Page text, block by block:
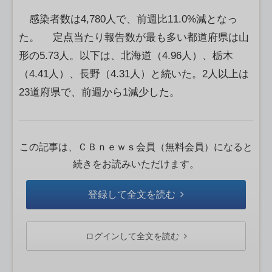
感染者数は4,780人で、前週比11.0%減となっ
た。 定点当たり報告数が最も多い都道府県は山
形の5.73人。以下は、北海道（4.96人）、栃木
（4.41人）、長野（4.31人）と続いた。2人以上は
23道府県で、前週から1減少した。
この記事は、ＣＢｎｅｗｓ会員（無料会員）になると
続きをお読みいただけます。
登録して全文を読む
ログインして全文を読む